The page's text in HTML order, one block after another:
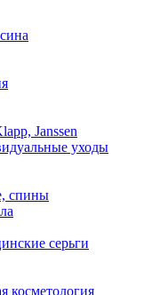
Janssen
уходы
спины
серьги
косметология